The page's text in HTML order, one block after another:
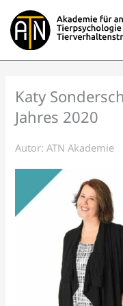
Inhalt
springen
Katy
Jahres 2020
Autor: ATN Akademie